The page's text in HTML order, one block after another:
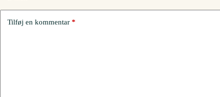
Tilføj en kommentar *